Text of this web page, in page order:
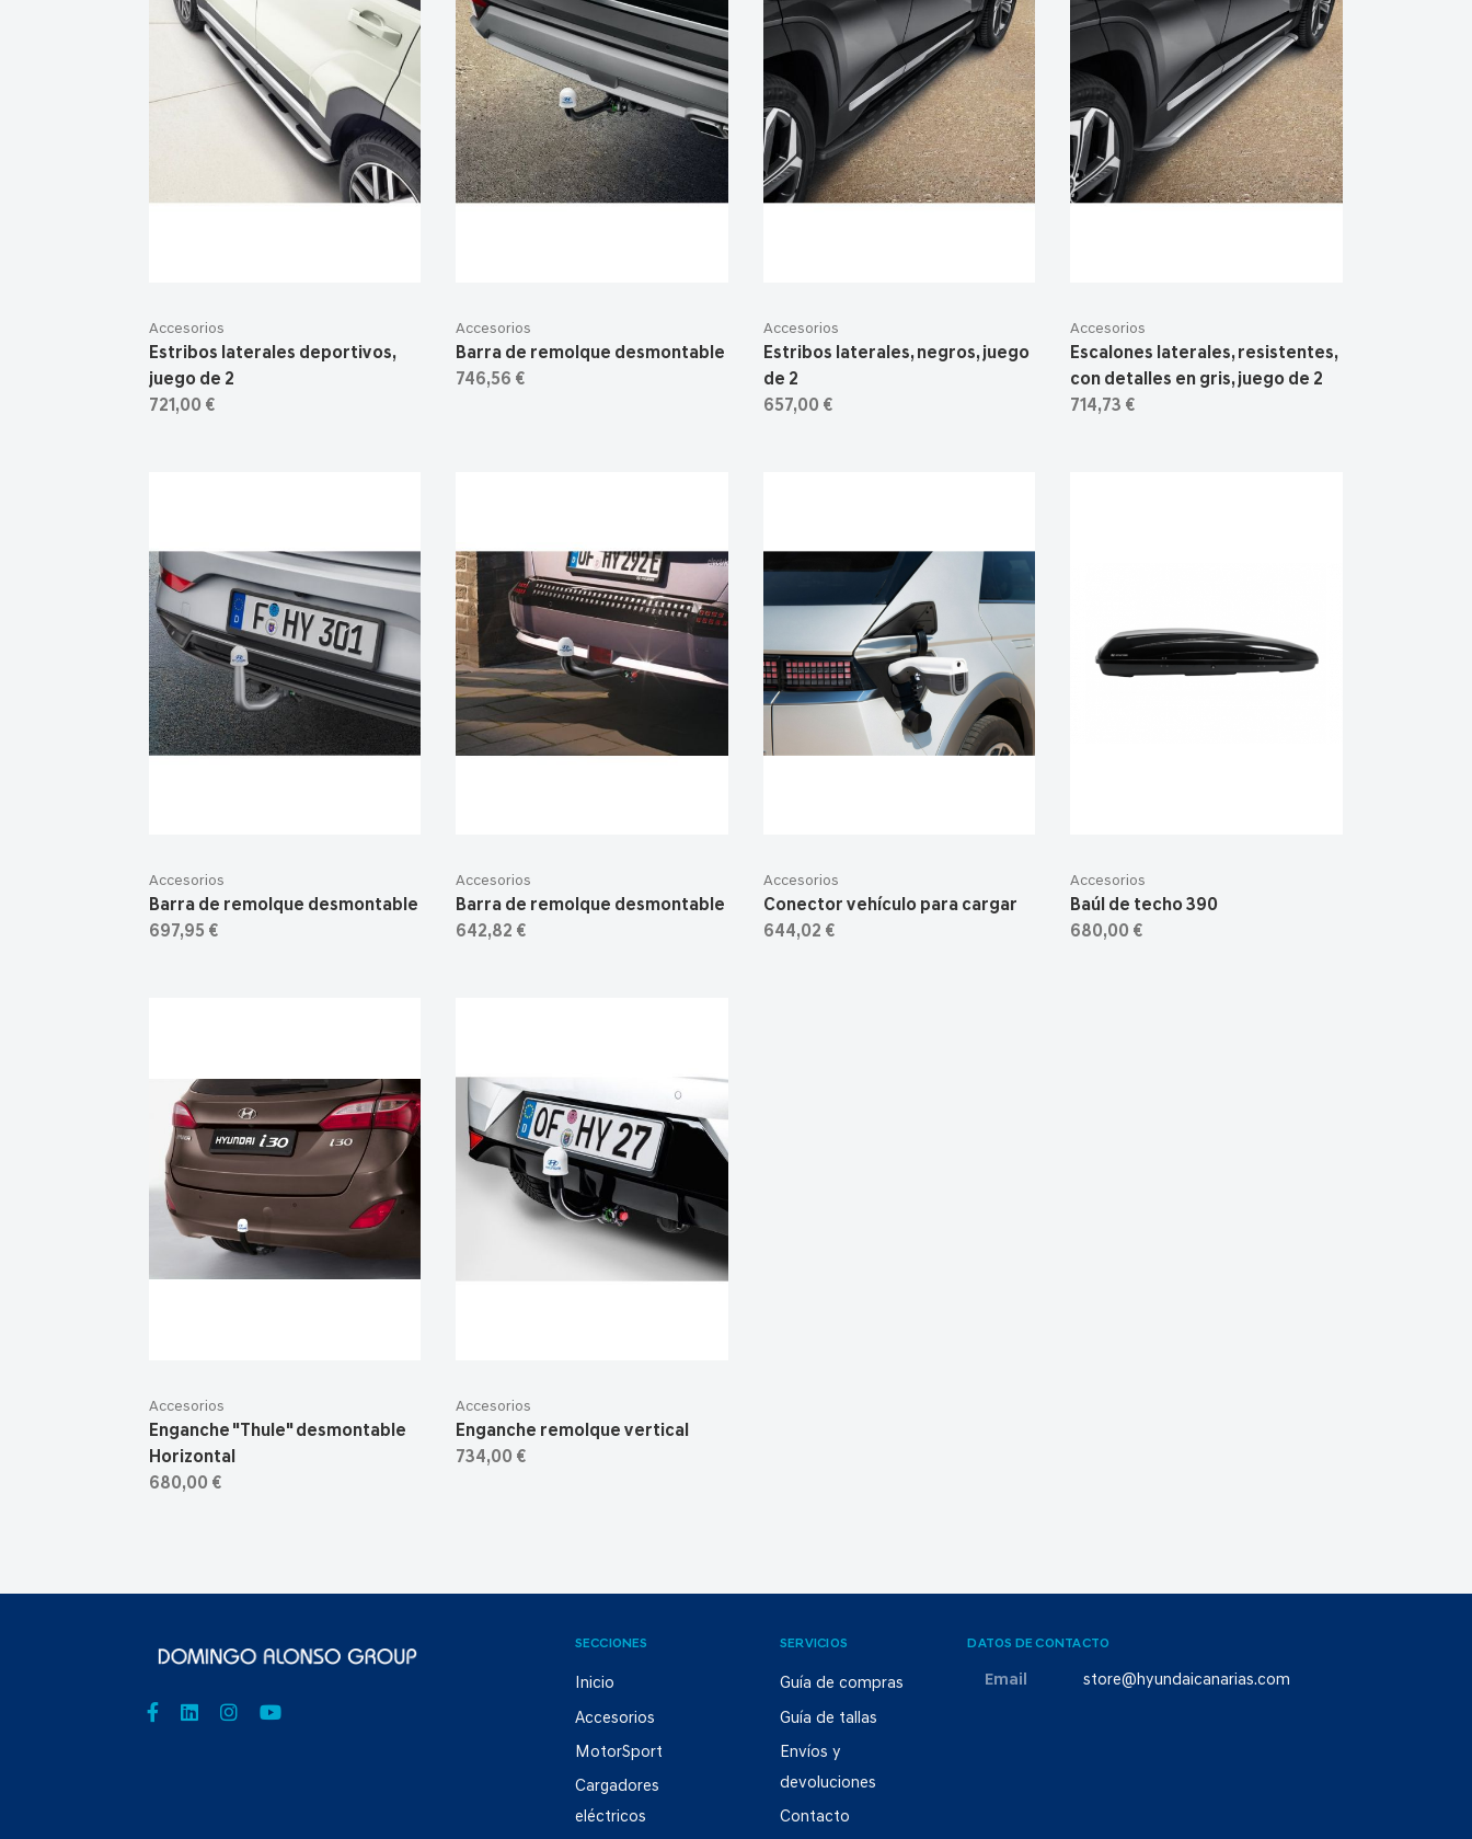
Accesorios
Estribos laterales deportivos,
juego de 2
721,00 €
Accesorios
Barra de remolque desmontable
746,56 €
Accesorios
Estribos laterales, negros, juego
de 2
657,00 €
Accesorios
Escalones laterales, resistentes,
con detalles en gris, juego de 2
714,73 €
Accesorios
Barra de remolque desmontable
697,95 €
Accesorios
Barra de remolque desmontable
642,82 €
Accesorios
Conector vehículo para cargar
644,02 €
Accesorios
Baúl de techo 390
680,00 €
Accesorios
Enganche "Thule" desmontable
Horizontal
680,00 €
Accesorios
Enganche remolque vertical
734,00 €
SECCIONES
Inicio
Accesorios
MotorSport
Cargadores
eléctricos
SERVICIOS
Guía de compras
Guía de tallas
Envíos y
devoluciones
Contacto
DATOS DE CONTACTO
Email store@hyundaicanarias.com